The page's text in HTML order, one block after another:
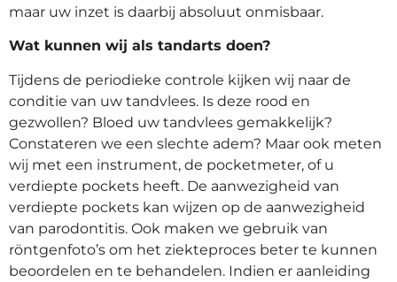
maar uw inzet is daarbij absoluut onmisbaar.
Wat kunnen wij als tandarts doen?
Tijdens de periodieke controle kijken wij naar de
conditie van uw tandvlees. Is deze rood en
gezwollen? Bloed uw tandvlees gemakkelijk?
Constateren we een slechte adem? Maar ook meten
wij met een instrument, de pocketmeter, of u
verdiepte pockets heeft. De aanwezigheid van
verdiepte pockets kan wijzen op de aanwezigheid
van parodontitis. Ook maken we gebruik van
röntgenfoto’s om het ziekteproces beter te kunnen
beoordelen en te behandelen. Indien er aanleiding